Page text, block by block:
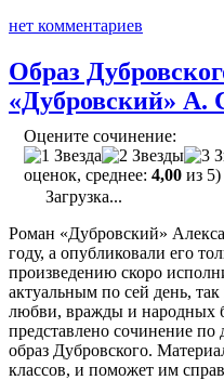
нет комментариев
Образ
«Дубровский» А.
Оцените сочинение:
оценок, среднее: 4,00 из 5)
Загрузка...
Роман «Дубровский»
году, а опубликовали его
произведению скоро
актуальным по сей день,
любви, вражды и народных
представлено сочинение
образ Дубровского.
классов, и поможет им